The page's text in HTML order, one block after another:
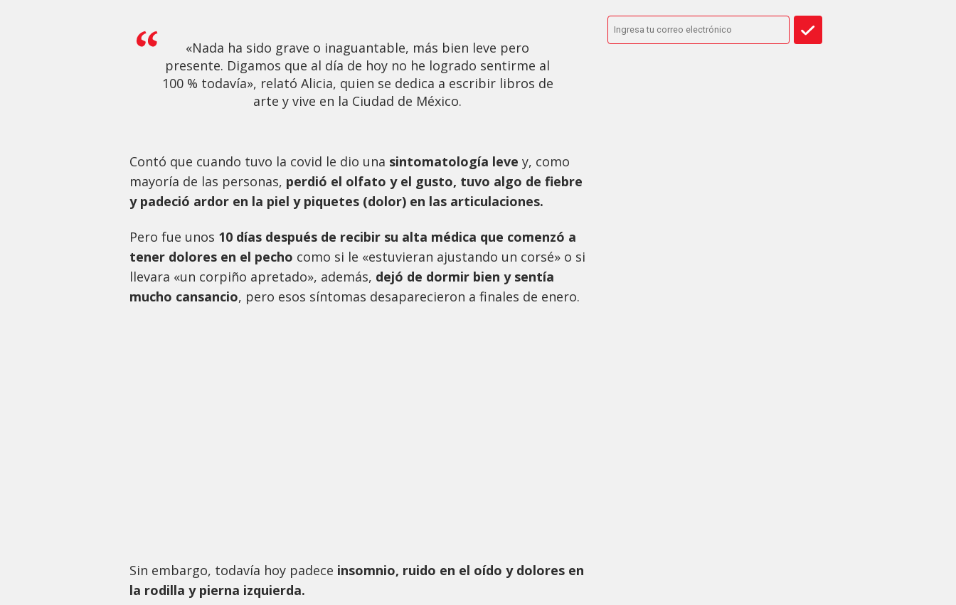
«Nada ha sido grave o inaguantable, más bien leve pero
presente. Digamos que al día de hoy no he logrado sentirme al
100 % todavía», relató Alicia, quien se dedica a escribir libros de
arte y vive en la Ciudad de México.
Contó que cuando tuvo la covid le dio una sintomatología leve y, como
mayoría de las personas, perdió el olfato y el gusto, tuvo algo de fiebre
y padeció ardor en la piel y piquetes (dolor) en las articulaciones.
Pero fue unos 10 días después de recibir su alta médica que comenzó a
tener dolores en el pecho como si le «estuvieran ajustando un corsé» o si
llevara «un corpiño apretado», además, dejó de dormir bien y sentía
mucho cansancio, pero esos síntomas desaparecieron a finales de enero.
Sin embargo, todavía hoy padece insomnio, ruido en el oído y dolores en
la rodilla y pierna izquierda.